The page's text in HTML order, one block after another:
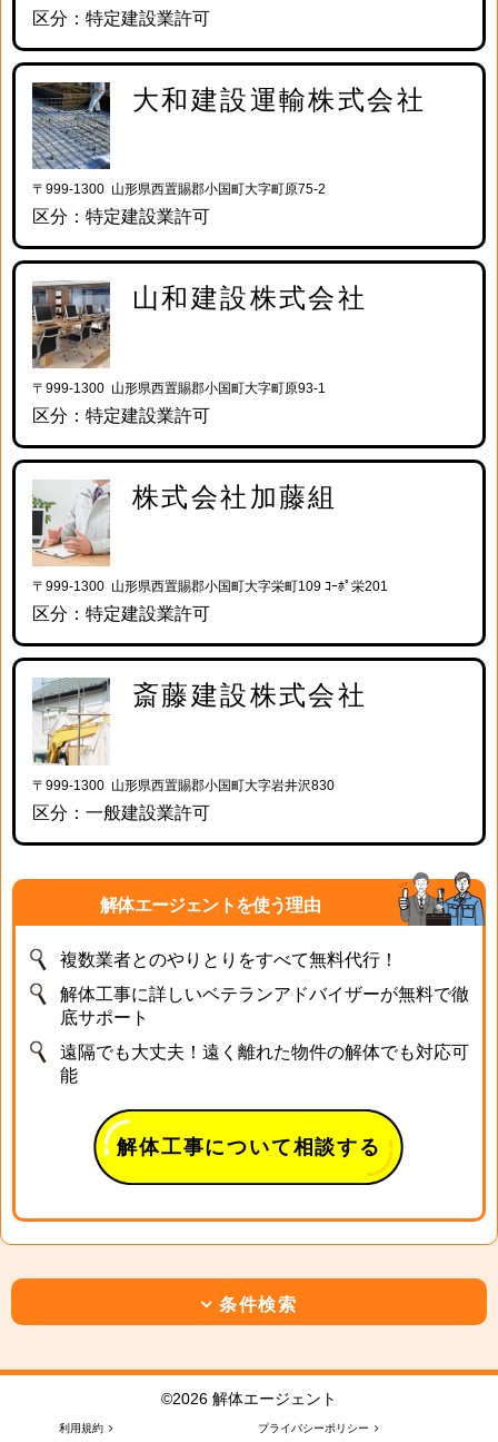
区分：特定建設業許可
大和建設運輸株式会社
〒999-1300 山形県西置賜郡小国町大字町原75-2
区分：特定建設業許可
山和建設株式会社
〒999-1300 山形県西置賜郡小国町大字町原93-1
区分：特定建設業許可
株式会社加藤組
〒999-1300 山形県西置賜郡小国町大字栄町109 ｺｰﾎﾟ栄201
区分：特定建設業許可
斎藤建設株式会社
〒999-1300 山形県西置賜郡小国町大字岩井沢830
区分：一般建設業許可
解体エージェントを使う理由
複数業者とのやりとりをすべて無料代行！
解体工事に詳しいベテランアドバイザーが無料で徹
底サポート
遠隔でも大丈夫！遠く離れた物件の解体でも対応可
能
解体工事について相談する
条件検索
©2026 解体エージェント
利用規約 プライバシーポリシー